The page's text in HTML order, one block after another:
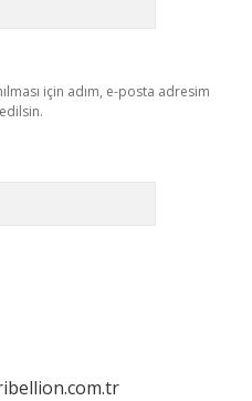
için adım, e-posta adresim